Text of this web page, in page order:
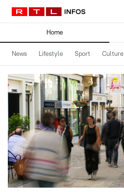
Home
News Lifestyle Sport Culture